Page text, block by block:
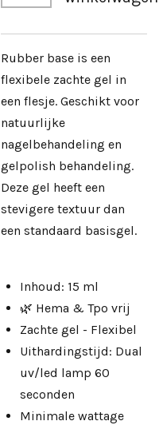
Rubber base is een
flexibele zachte gel in
een flesje. Geschikt voor
natuurlijke
nagelbehandeling en
gelpolish behandeling.
Deze gel heeft een
stevigere textuur dan
een standaard basisgel.
Inhoud: 15 ml
🌿 Hema & Tpo vrij
Zachte gel - Flexibel
Uithardingstijd: Dual
uv/led lamp 60
seconden
Minimale wattage